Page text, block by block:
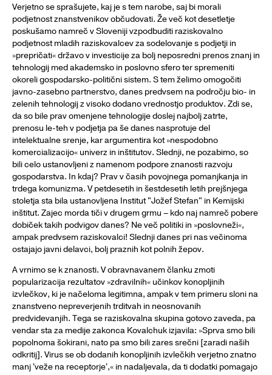
Verjetno se sprašujete, kaj je s tem narobe, saj bi morali
podjetnost znanstvenikov občudovati. Že več kot desetletje
poskušamo namreč v Sloveniji vzpodbuditi raziskovalno
podjetnost mladih raziskovalcev za sodelovanje s podjetji in
»prepričati« državo v investicije za bolj neposredni prenos znanj in
tehnologij med akademsko in poslovno sfero ter spremeniti
okoreli gospodarsko-politični sistem. S tem želimo omogočiti
javno-zasebno partnerstvo, danes predvsem na področju bio- in
zelenih tehnologij z visoko dodano vrednostjo produktov. Zdi se,
da so bile prav omenjene tehnologije doslej najbolj zatrte,
prenosu le-teh v podjetja pa še danes nasprotuje del
intelektualne srenje, kar argumentira kot »nespodobno
komercializacijo« univerz in inštitutov. Slednji, ne pozabimo, so
bili celo ustanovljeni z namenom podpore znanosti razvoju
gospodarstva. In kdaj? Prav v časih povojnega pomanjkanja in
trdega komunizma. V petdesetih in šestdesetih letih prejšnjega
stoletja sta bila ustanovljena Institut "Jožef Stefan" in Kemijski
inštitut. Zajec morda tiči v drugem grmu – kdo naj namreč pobere
dobiček takih podvigov danes? Ne več politiki in »poslovneži«,
ampak predvsem raziskovalci! Slednji danes pri nas večinoma
ostajajo javni delavci, bolj praznih kot polnih žepov.
A vrnimo se k znanosti. V obravnavanem članku zmoti
popularizacija rezultatov »zdravilnih« učinkov konopljinih
izvlečkov, ki je načeloma legitimna, ampak v tem primeru sloni na
znanstveno nepreverjenih trditvah in neosnovanih
predvidevanjih. Tega se raziskovalna skupina gotovo zaveda, pa
vendar sta za medije zakonca Kovalchuk izjavila: »Sprva smo bili
popolnoma šokirani, nato pa smo bili zares srečni [zaradi naših
odkritij]. Virus se ob dodanih konopljinih izvlečkih verjetno znatno
manj 'veže na receptorje',« in nadaljevala, da ti dodatki pomagajo